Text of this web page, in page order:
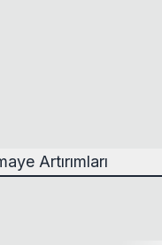
Artırımları